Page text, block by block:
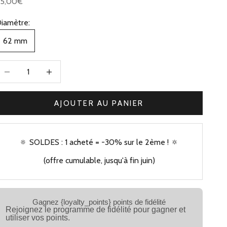
62 mm
Diminuer la quantité
AJOUTER AU PANIER
🔅 SOLDES : 1 acheté = -30% sur le 2ème ! 🔅
(offre cumulable, jusqu'à fin juin)
Gagnez {loyalty_points} points de fidélité
Rejoignez le programme de fidélité pour gagner et
utiliser vos points.